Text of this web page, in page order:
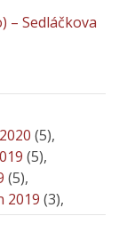
– Sedláčkova
(5),
(5),
(5),
2019 (3),